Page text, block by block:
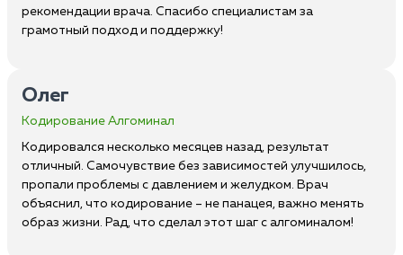
рекомендации врача. Спасибо специалистам за
грамотный подход и поддержку!
Олег
Кодирование Алгоминал
Кодировался несколько месяцев назад, результат
отличный. Самочувствие без зависимостей улучшилось,
пропали проблемы с давлением и желудком. Врач
объяснил, что кодирование – не панацея, важно менять
образ жизни. Рад, что сделал этот шаг с алгоминалом!